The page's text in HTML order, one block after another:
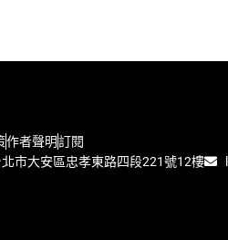
作者聲明訂閱
市大安區忠孝東路四段221號12樓